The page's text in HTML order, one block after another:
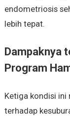
endometriosis
lebih tepat.
Dampaknya
Program
Ketiga kondisi ini
terhadap